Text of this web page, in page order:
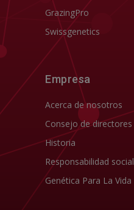
GrazingPro
Swissgenetics
Empresa
Acerca de nosotros
Consejo de directores
Historia
Responsabilidad social
Genética Para La Vida